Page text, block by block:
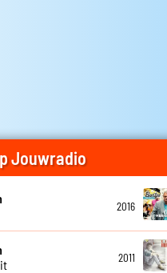
Jouwradio
2016
2011